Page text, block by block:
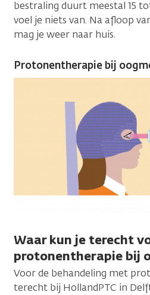
bestraling duurt meestal 15
voel je niets van. Na afloop
mag je weer naar huis.
Protonentherapie bij
Waar kun je terecht
protonentherapie bij
Voor de behandeling met
terecht bij HollandPTC in